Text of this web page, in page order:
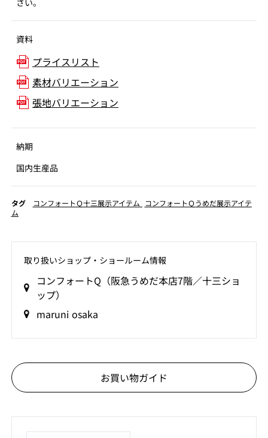
さい。
資料
プライスリスト
素材バリエーション
張地バリエーション
納期
国内生産品
タグ コンフォートＱ十三展示アイテム
コンフォートＱうめだ展示アイテ
ム
取り扱いショップ‧ショールーム情報
コンフォートQ（阪急うめだ本店7階／十三ショ
ップ）
maruni osaka
お買い物ガイド